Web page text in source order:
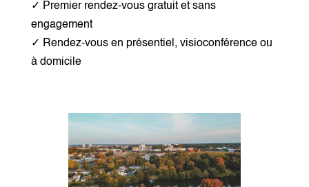
✓ Premier rendez-vous gratuit et sans
engagement
✓ Rendez-vous en présentiel, visioconférence ou
à domicile